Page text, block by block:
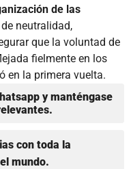
de las
neutralidad,
que la voluntad de
fielmente en los
en la primera vuelta.
y manténgase
con toda la
mundo.